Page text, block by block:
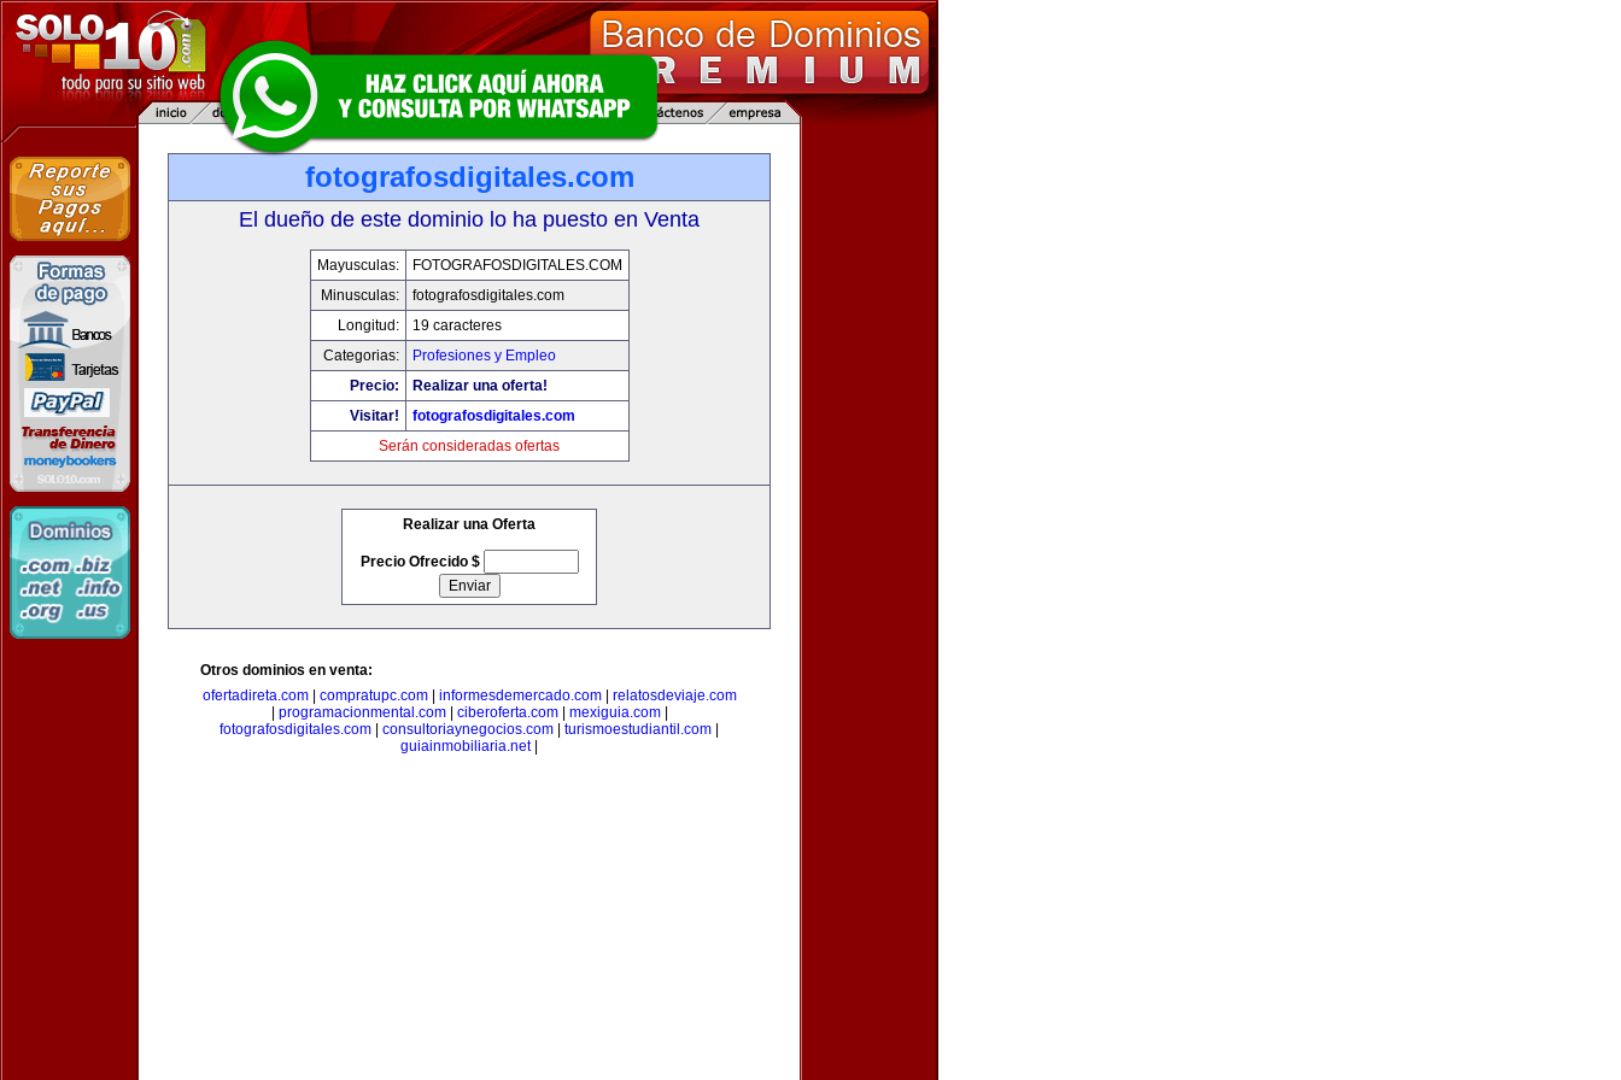
fotografosdigitales.com
El dueño de este dominio lo ha puesto en Venta
Mayusculas:
FOTOGRAFOSDIGITALES.COM
Minusculas:
fotografosdigitales.com
Longitud:
19 caracteres
Categorias:
Profesiones y Empleo
Precio:
Realizar una oferta!
Visitar!
fotografosdigitales.com
Serán consideradas ofertas
Realizar una Oferta
Precio Ofrecido $
Otros dominios en venta:
ofertadireta.com| compratupc.com| informesdemercado.com| relatosdeviaje.com
programacionmental.com| ciberoferta.com| mexiguia.com|
fotografosdigitales.com
consultoriaynegocios.com turismoestudiantil.com
guiainmobiliaria.net|